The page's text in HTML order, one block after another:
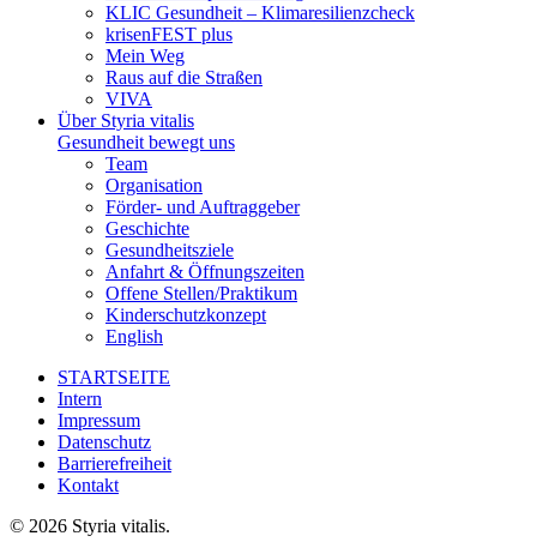
KLIC Gesundheit – Klimaresilienzcheck
krisenFEST plus
Mein Weg
Raus auf die Straßen
VIVA
Über Styria vitalis
Gesundheit bewegt uns
Team
Organisation
Förder- und Auftraggeber
Geschichte
Gesundheitsziele
Anfahrt & Öffnungszeiten
Offene Stellen/Praktikum
Kinderschutzkonzept
English
STARTSEITE
Intern
Impressum
Datenschutz
Barrierefreiheit
Kontakt
© 2026 Styria vitalis.